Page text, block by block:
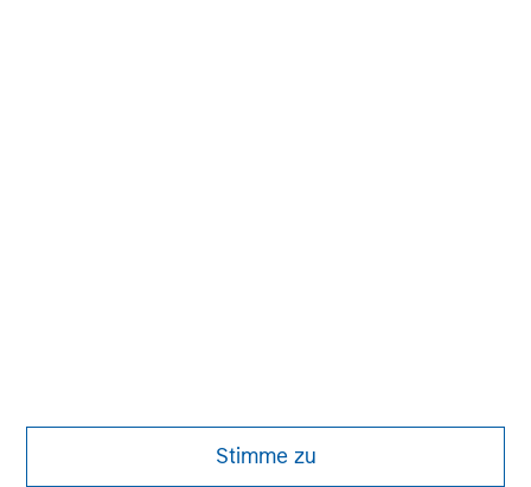
Stimme zu
Please refer to the strategy detail page for important